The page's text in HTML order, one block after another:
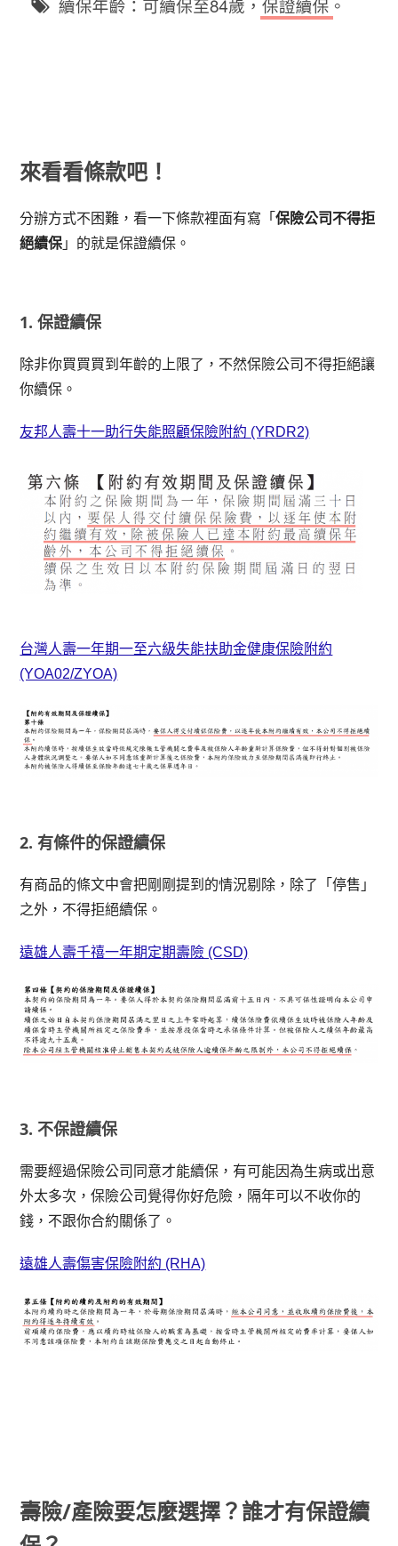
來看看條款吧！
分辦方式不困難，看一下條款裡面有寫「保險公司不得拒
絕續保 」的就是保證續保。
1. 保證續保
除非你買買買到年齡的上限了，不然保險公司不得拒絕讓
你續保。
友邦人壽十一助行失能照顧保險附約 (YRDR2)
台灣人壽一年期一至六級失能扶助金健康保險附約
(YOA02/ZYOA)
2. 有條件的保證續保
有商品的條文中會把剛剛提到的情況剔除，除了「停售」
之外，不得拒絕續保。
遠雄人壽千禧一年期定期壽險 (CSD)
3. 不保證續保
需要經過保險公司同意才能續保，有可能因為生病或出意
外太多次，保險公司覺得你好危險，隔年可以不收你的
錢，不跟你合約關係了。
遠雄人壽傷害保險附約 (RHA)
壽險/產險要怎麼選擇？誰才有保證續